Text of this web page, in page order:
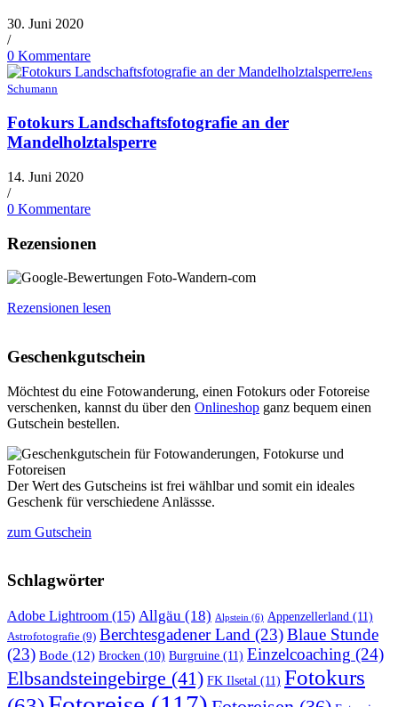
30. Juni 2020
/
0 Kommentare
Jens
Schumann
Fotokurs Landschaftsfotografie an der
Mandelholztalsperre
14. Juni 2020
/
0 Kommentare
Rezensionen
Rezensionen lesen
Geschenkgutschein
Möchtest du eine Fotowanderung, einen Fotokurs oder Fotoreise
verschenken, kannst du über den Onlineshop ganz bequem einen
Gutschein bestellen.
Der Wert des Gutscheins ist frei wählbar und somit ein ideales
Geschenk für verschiedene Anlässse.
zum Gutschein
Schlagwörter
Adobe Lightroom (15) Allgäu (18) Alpstein (6) Appenzellerland (11)
Astrofotografie (9) Berchtesgadener Land (23)Blaue Stunde
(23) Bode (12) Brocken (10) Burgruine (11) Einzelcoaching (24)
Elbsandsteingebirge (41) FK Ilsetal (11) Fotokurs